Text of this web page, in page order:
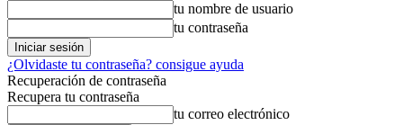
tu nombre de usuario
tu contraseña
¿Olvidaste tu contraseña? consigue ayuda
Recuperación de contraseña
Recupera tu contraseña
tu correo electrónico